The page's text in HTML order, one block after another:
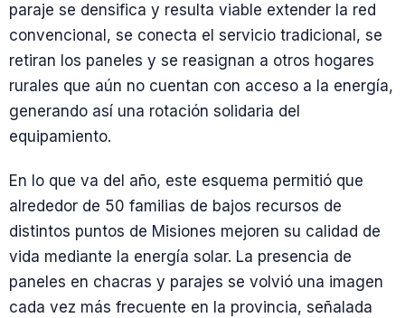
paraje se densifica y resulta viable extender la red
convencional, se conecta el servicio tradicional, se
retiran los paneles y se reasignan a otros hogares
rurales que aún no cuentan con acceso a la energía,
generando así una rotación solidaria del
equipamiento.
En lo que va del año, este esquema permitió que
alrededor de 50 familias de bajos recursos de
distintos puntos de Misiones mejoren su calidad de
vida mediante la energía solar. La presencia de
paneles en chacras y parajes se volvió una imagen
cada vez más frecuente en la provincia, señalada